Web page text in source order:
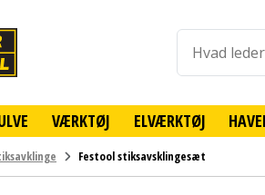
VÆRKTØJ ELVÆRKTØJ
online
byggemarked
og
tømmerhandel
-
Festool stiksavsklingesæt